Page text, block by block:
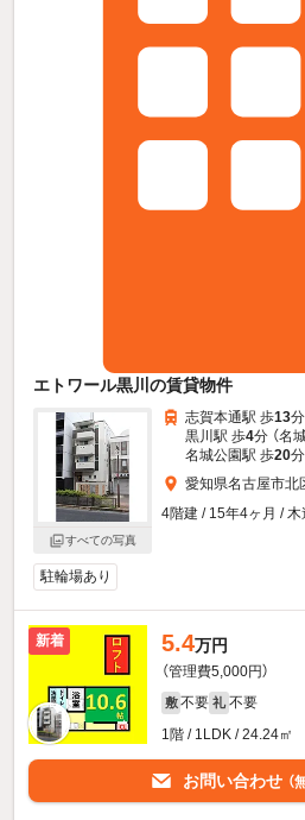
エトワール黒川の賃貸物件
すべての写真
志賀本通駅 歩13分
黒川駅 歩4分 （名
名城公園駅 歩20分
愛知県名古屋市北
4階建 / 15年4ヶ月 / 木
駐輪場あり
新着 5.4万円
（管理費5,000円）
敷 不要 礼 不要
1階 / 1LDK / 24.24㎡
お問い合わせ （